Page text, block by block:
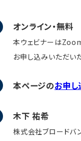
オンライン・無料
本ウェビナーは
お申し込みいただい
本ページのお申し
木下 祐希
株式会社ブロードバ